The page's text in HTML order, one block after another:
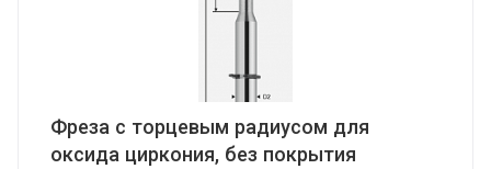
Фреза с торцевым радиусом для
оксида циркония, без покрытия